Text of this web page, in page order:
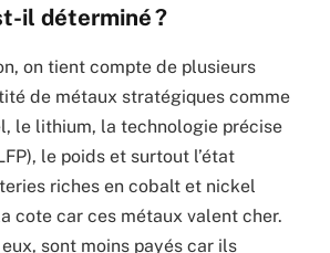
il déterminé ?
on tient compte de plusieurs
de métaux stratégiques comme
le lithium, la technologie précise
le poids et surtout l’état
riches en cobalt et nickel
cote car ces métaux valent cher.
sont moins payés car ils